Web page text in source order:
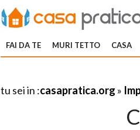
FAI DA TE MURI TETTO CASA
tu sei in :casapratica.org »